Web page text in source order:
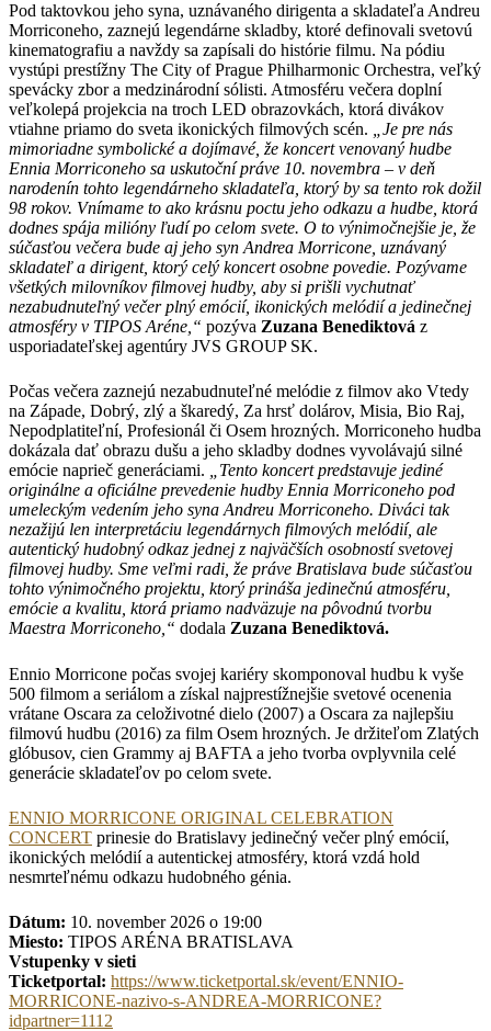
Pod taktovkou jeho syna, uznávaného dirigenta a skladateľa Andreu
Morriconeho, zaznejú legendárne skladby, ktoré definovali svetovú
kinematografiu a navždy sa zapísali do histórie filmu. Na pódiu
vystúpi prestížny The City of Prague Philharmonic Orchestra, veľký
spevácky zbor a medzinárodní sólisti. Atmosféru večera doplní
veľkolepá projekcia na troch LED obrazovkách, ktorá divákov
vtiahne priamo do sveta ikonických filmových scén.
„Je pre nás
mimoriadne symbolické a dojímavé, že koncert venovaný hudbe
Ennia Morriconeho sa uskutoční práve 10. novembra – v deň
narodenín tohto legendárneho skladateľa, ktorý by sa tento rok dožil
98 rokov. Vnímame to ako krásnu poctu jeho odkazu a hudbe, ktorá
dodnes spája milióny ľudí po celom svete. O to výnimočnejšie je, že
súčasťou večera bude aj jeho syn Andrea Morricone, uznávaný
skladateľ a dirigent, ktorý celý koncert osobne povedie. Pozývame
všetkých milovníkov filmovej hudby, aby si prišli vychutnať
nezabudnuteľný večer plný emócií, ikonických melódií a jedinečnej
atmosféry v TIPOS Aréne,“ pozýva Zuzana Benediktová z
usporiadateľskej agentúry JVS GROUP SK.
Počas večera zaznejú nezabudnuteľné melódie z filmov ako Vtedy
na Západe, Dobrý, zlý a škaredý, Za hrsť dolárov, Misia, Bio Raj,
Nepodplatiteľní, Profesionál či Osem hrozných. Morriconeho hudba
dokázala dať obrazu dušu a jeho skladby dodnes vyvolávajú silné
emócie naprieč generáciami.
„Tento koncert predstavuje jediné
originálne a oficiálne prevedenie hudby Ennia Morriconeho pod
umeleckým vedením jeho syna Andreu Morriconeho. Diváci tak
nezažijú len interpretáciu legendárnych filmových melódií, ale
autentický hudobný odkaz jednej z najväčších osobností svetovej
filmovej hudby. Sme veľmi radi, že práve Bratislava bude súčasťou
tohto výnimočného projektu, ktorý prináša jedinečnú atmosféru,
emócie a kvalitu, ktorá priamo nadväzuje na pôvodnú tvorbu
Maestra Morriconeho,“ dodala Zuzana Benediktová.
Ennio Morricone počas svojej kariéry skomponoval hudbu k vyše
500 filmom a seriálom a získal najprestížnejšie svetové ocenenia
vrátane Oscara za celoživotné dielo (2007) a Oscara za najlepšiu
filmovú hudbu (2016) za film Osem hrozných. Je držiteľom Zlatých
glóbusov, cien Grammy aj BAFTA a jeho tvorba ovplyvnila celé
generácie skladateľov po celom svete.
ENNIO MORRICONE ORIGINAL CELEBRATION
CONCERT prinesie do Bratislavy jedinečný večer plný emócií,
ikonických melódií a autentickej atmosféry, ktorá vzdá hold
nesmrteľnému odkazu hudobného génia.
Dátum: 10. november 2026 o 19:00
Miesto: TIPOS ARÉNA BRATISLAVA
Vstupenky v sieti
Ticketportal: https://www.ticketportal.sk/event/ENNIO-
MORRICONE-nazivo-s-ANDREA-MORRICONE?
idpartner=1112